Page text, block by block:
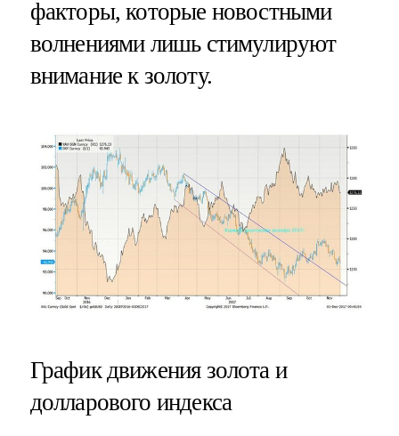
факторы, которые новостными
волнениями лишь стимулируют
внимание к золоту.
График движения золота и
долларового индекса